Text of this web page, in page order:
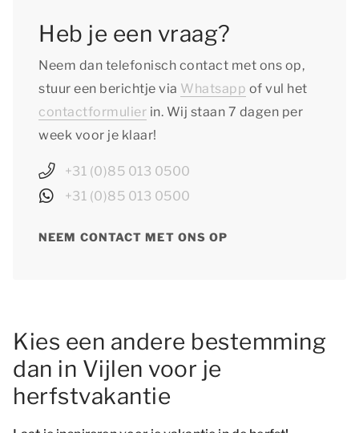
Heb je een vraag?
Neem dan telefonisch contact met ons op,
stuur een berichtje via Whatsapp of vul het
contactformulier in. Wij staan 7 dagen per
week voor je klaar!
+31 (0)85 013 0500
+31 (0)85 013 0500
NEEM CONTACT MET ONS OP
Kies een andere bestemming
dan in Vijlen voor je
herfstvakantie